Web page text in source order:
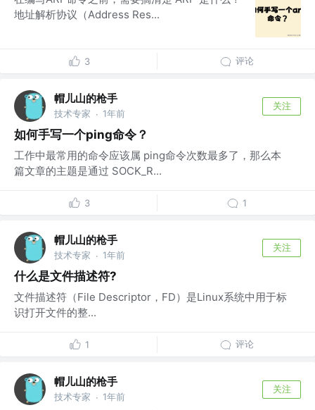
地址解析协议（Address Res...
3 评论
帽儿山的枪手
技术专家 · 1年前
关注
如何手写一个ping命令？
工作中最常用的命令应该属 ping命令次数最多了，那么本
篇文章的主题是通过 SOCK_R...
3 1
帽儿山的枪手
技术专家 · 1年前
关注
什么是文件描述符?
文件描述符（File Descriptor，FD）是Linux系统中用于标
识打开文件的整...
1 评论
帽儿山的枪手
技术专家 · 1年前
关注